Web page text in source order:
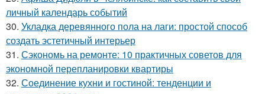
личный календарь событий
30. Укладка деревянного пола на лаги: простой способ
создать эстетичный интерьер
31. Сэкономь на ремонте: 10 практичных советов для
экономной перепланировки квартиры
32. Соединение кухни и гостиной: тенденции и